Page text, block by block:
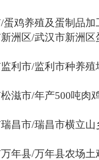
鸡养殖及蛋制品加
洲区/武汉市新洲
利市/监利市种养
滋市/年产500吨肉
昌市/瑞昌市横立
年县/万年县农场土